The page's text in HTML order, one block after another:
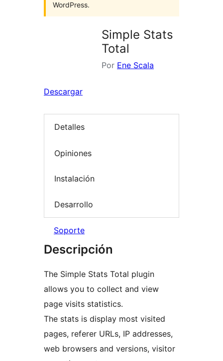
WordPress.
Simple Stats
Total
Por Ene Scala
Descargar
Detalles
Opiniones
Instalación
Desarrollo
Soporte
Descripción
The Simple Stats Total plugin
allows you to collect and view
page visits statistics.
The stats is display most visited
pages, referer URLs, IP addresses,
web browsers and versions, visitor